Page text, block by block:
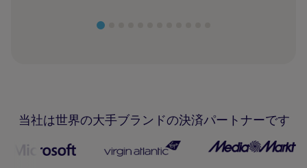
当社は世界の大手ブランドの決済パートナーです